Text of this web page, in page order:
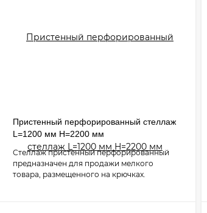
Пристенный перфорированный стеллаж
L=1200 мм H=2200 мм
Стеллаж пристенный перфорированный
предназначен для продажи мелкого
товара, размещенного на крючках.